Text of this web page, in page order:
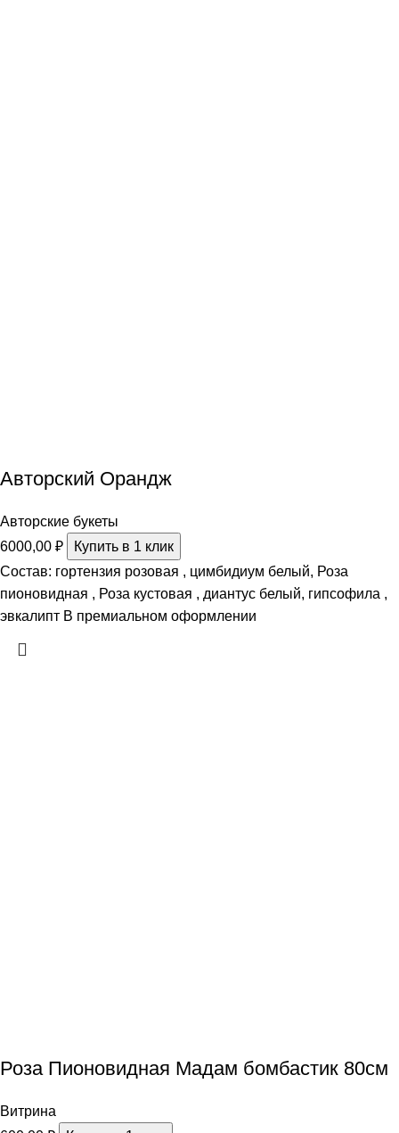
Авторский Орандж
Авторские букеты
6000,00 ₽
Купить в 1 клик
Состав: гортензия розовая , цимбидиум белый, Роза
пионовидная , Роза кустовая , диантус белый, гипсофила ,
эвкалипт В премиальном оформлении
Роза Пионовидная Мадам бомбастик 80см
Витрина